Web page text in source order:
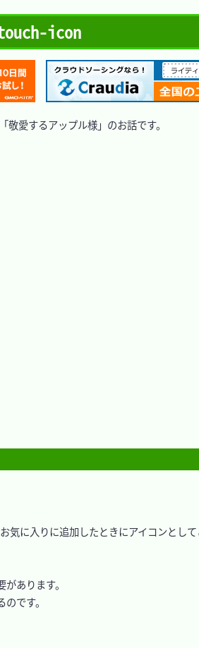
icon
愛するアップル様」のお話です。
に入りに追加したときにアイコンとし
あります。
です。